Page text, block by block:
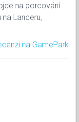
na porcování
Lanceru,
na GamePark